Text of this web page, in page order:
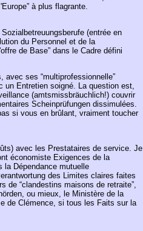
à plus flagrante.
(entrée en
du Personnel et de la
de Base” dans le Cadre défini
avec ses “multiprofessionnelle”
Entretien soigné. La question est,
(amtsmissbräuchlich!) couvrir
Scheinprüfungen dissimulées.
si vous en brûlant, vraiment toucher
avec les Prestataires de service. Je
économiste Exigences de la
la Dépendance mutuelle
des Limites claires faites
“clandestins maisons de retraite”,
ou mieux, le Ministère de la
de Clémence, si tous les Faits sur la